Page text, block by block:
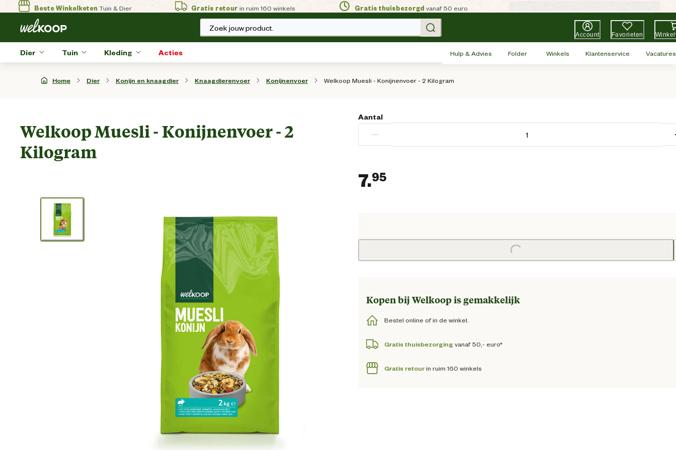
Beste WinkelketenTuin & Dier Gratis retour in ruim 160 winkels Gratis thuisbezorgd vanaf 50 euro
Zoek jouw product.
Account Favorieten
Dier Tuin Kleding Acties Hulp & Advies Folder Winkels Klantenservice Vacatures
Home Dier Konijn en knaagdier Knaagdierenvoer Konijnenvoer Welkoop Muesli - Konijnenvoer - 2 Kilogram
Welkoop Muesli - Konijnenvoer - 2
Kilogram
Aantal
−
7.95
Loading...
Kopen bij Welkoop is gemakkelijk
Bestel online of in de winkel.
Gratis thuisbezorging vanaf 50,- euro*
Gratis retourin ruim 160 winkels